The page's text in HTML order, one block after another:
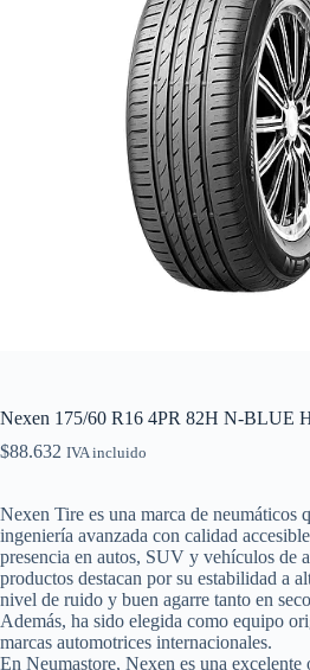
Nexen 175/60 R16 4PR 82H N-BLUE
$88.632 IVA incluido
Nexen Tire es una marca de neumáticos
ingeniería avanzada con calidad
presencia en autos, SUV y vehículos de
productos destacan por su estabilidad a
nivel de ruido y buen agarre tanto en
Además, ha sido elegida como equipo
marcas automotrices internacionales.
En Neumastore, Nexen es una excelente